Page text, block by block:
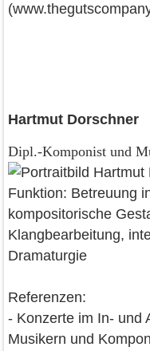
Hartmut Dorschner
Dipl.-Komponist und
Funktion: Betreuung
kompositorische
Klangbearbeitung,
Dramaturgie
Referenzen:
- Konzerte im In- und
Musikern und